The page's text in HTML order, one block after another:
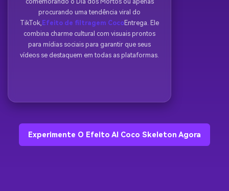
procurando uma tendência viral do
TikTok, Efeito de filtragem CocoEntrega. Ele
combina charme cultural com visuais prontos
para mídias sociais para garantir que seus
vídeos se destaquem em todas as plataformas.
Experimente O Efeito AI Coco Skeleton Agora